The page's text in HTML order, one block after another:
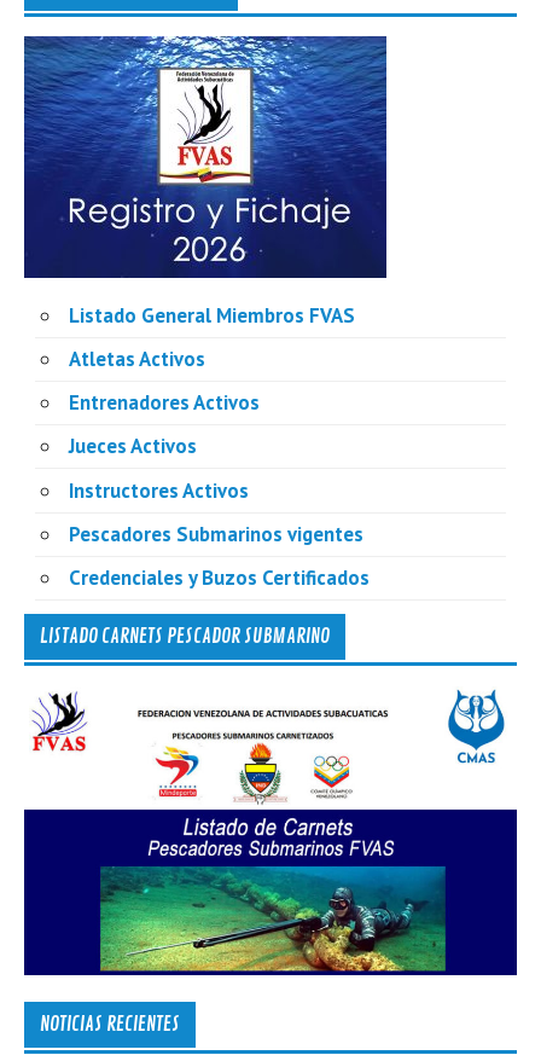
Listado General Miembros FVAS
Atletas Activos
Entrenadores Activos
Jueces Activos
Instructores Activos
Pescadores Submarinos vigentes
Credenciales y Buzos Certificados
LISTADO CARNETS PESCADOR SUBMARINO
NOTICIAS RECIENTES